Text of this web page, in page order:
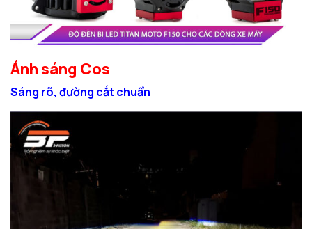
Ánh sáng Cos
Sáng rõ, đường cắt chuẩn